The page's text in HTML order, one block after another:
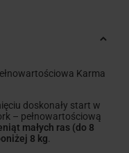
Karma
doskonały start w
– pełnowartościową
małych ras (do 8
8 kg